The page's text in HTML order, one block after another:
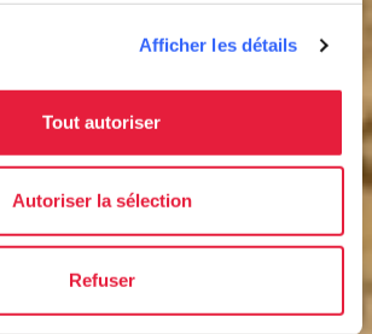
Afficher les détails
Tout autoriser
Autoriser la sélection
Refuser